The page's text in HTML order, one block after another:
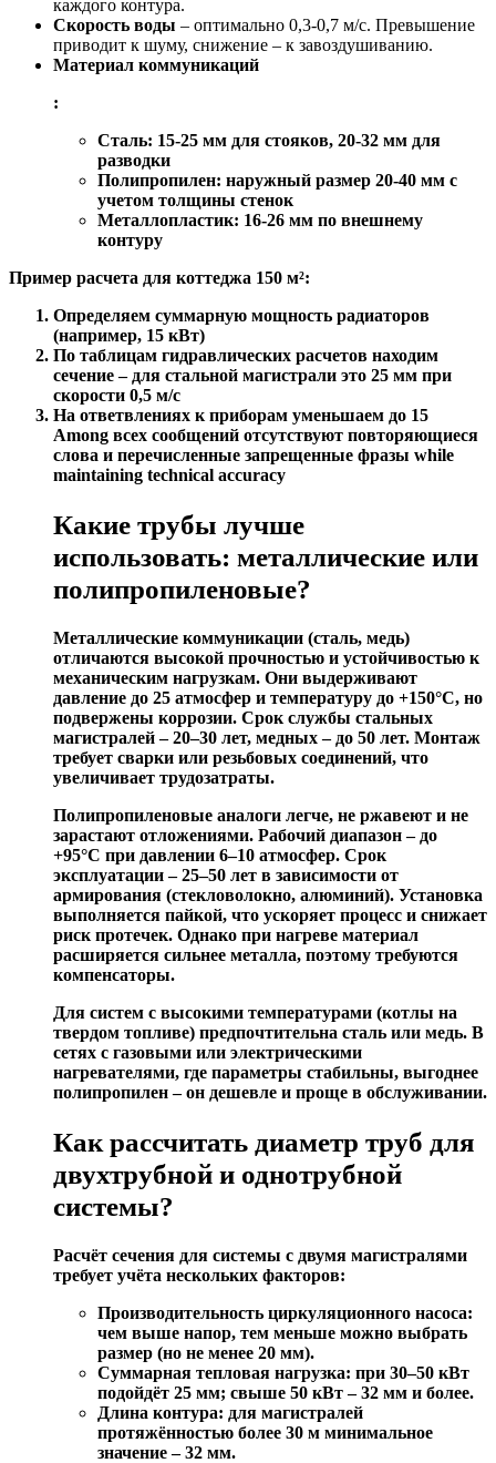
каждого контура.
Скорость воды – оптимально 0,3-0,7 м/с. Превышение
приводит к шуму, снижение – к завоздушиванию.
Материал коммуникаций
:
Сталь: 15-25 мм для стояков, 20-32 мм для
разводки
Полипропилен: наружный размер 20-40 мм с
учетом толщины стенок
Металлопластик: 16-26 мм по внешнему
контуру
Пример расчета для коттеджа 150 м²:
Определяем суммарную мощность радиаторов
(например, 15 кВт)
По таблицам гидравлических расчетов находим
сечение – для стальной магистрали это 25 мм при
скорости 0,5 м/с
На ответвлениях к приборам уменьшаем до 15
Among всех сообщений отсутствуют повторяющиеся
слова и перечисленные запрещенные фразы while
maintaining technical accuracy
Какие трубы лучше
использовать: металлические или
полипропиленовые?
Металлические коммуникации (сталь, медь)
отличаются высокой прочностью и устойчивостью к
механическим нагрузкам. Они выдерживают
давление до 25 атмосфер и температуру до +150°C, но
подвержены коррозии. Срок службы стальных
магистралей – 20–30 лет, медных – до 50 лет. Монтаж
требует сварки или резьбовых соединений, что
увеличивает трудозатраты.
Полипропиленовые аналоги легче, не ржавеют и не
зарастают отложениями. Рабочий диапазон – до
+95°C при давлении 6–10 атмосфер. Срок
эксплуатации – 25–50 лет в зависимости от
армирования (стекловолокно, алюминий). Установка
выполняется пайкой, что ускоряет процесс и снижает
риск протечек. Однако при нагреве материал
расширяется сильнее металла, поэтому требуются
компенсаторы.
Для систем с высокими температурами (котлы на
твердом топливе) предпочтительна сталь или медь. В
сетях с газовыми или электрическими
нагревателями, где параметры стабильны, выгоднее
полипропилен – он дешевле и проще в обслуживании.
Как рассчитать диаметр труб для
двухтрубной и однотрубной
системы?
Расчёт сечения для системы с двумя магистралями
требует учёта нескольких факторов:
Производительность циркуляционного насоса:
чем выше напор, тем меньше можно выбрать
размер (но не менее 20 мм).
Суммарная тепловая нагрузка: при 30–50 кВт
подойдёт 25 мм; свыше 50 кВт – 32 мм и более.
Длина контура: для магистралей
протяжённостью более 30 м минимальное
значение – 32 мм.